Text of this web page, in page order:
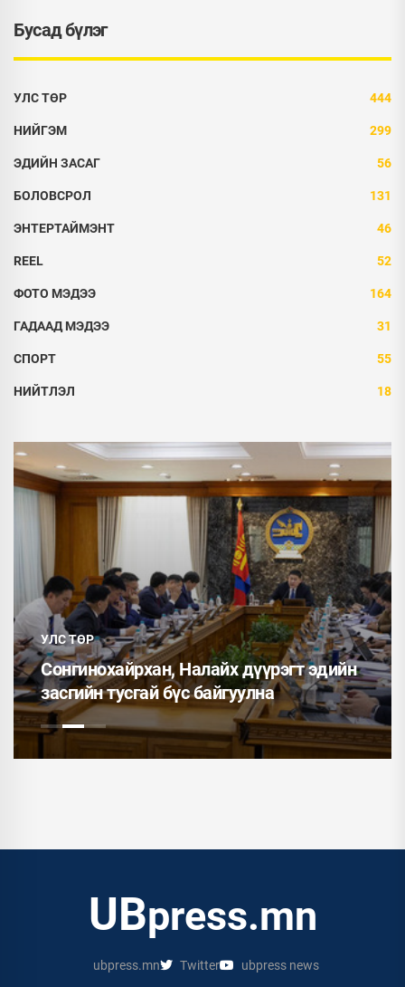
Бусад бүлэг
УЛС ТӨР 444
НИЙГЭМ 299
ЭДИЙН ЗАСАГ 56
БОЛОВСРОЛ 131
ЭНТЕРТАЙМЭНТ 46
REEL 52
ФОТО МЭДЭЭ 164
ГАДААД МЭДЭЭ 31
СПОРТ 55
НИЙТЛЭЛ 18
УЛС ТӨР
Сонгинохайрхан, Налайх дүүрэгт эдийн
засгийн тусгай бүс байгуулна
UBpress.mn
ubpress.mn Twitter ubpress news